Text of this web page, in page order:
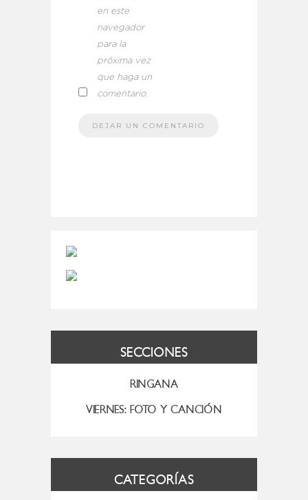
en este
navegador
para la
próxima vez
que haga un
comentario.
SECCIONES
RINGANA
VIERNES: FOTO Y CANCIÓN
CATEGORÍAS